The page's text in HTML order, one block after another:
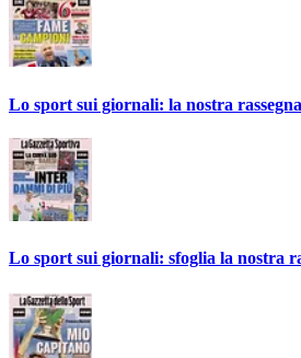
Lo sport sui giornali: la nostra rassegna
Lo sport sui giornali: sfoglia la nostra